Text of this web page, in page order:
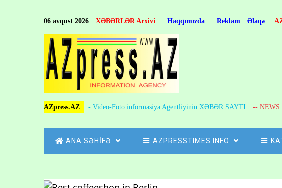
06 avqust 2026 XƏBƏRLƏR Arxivi Haqqımızda Reklam Əlaqə
AZpress.AZ - Video-Foto informasiya Agentliyinin XƏBƏR SAYTI -- NEWS
MAIN
NAVIGATION
ANA SƏHİFƏ AZPRESSTIMES.INFO